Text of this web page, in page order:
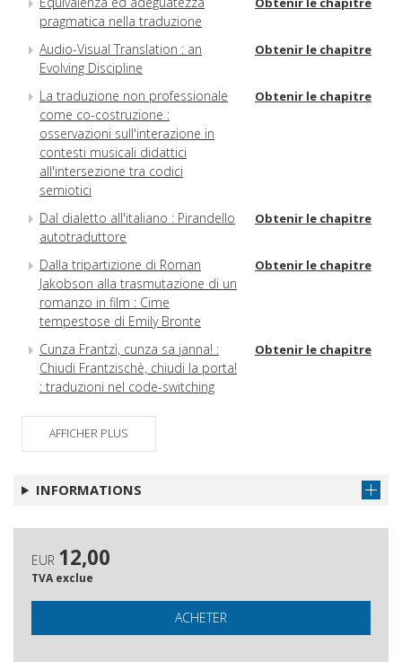
pragmatica nella traduzione
Audio-Visual Translation : an
Evolving Discipline
Obtenir le chapitre
La traduzione non professionale
come co-costruzione :
osservazioni sull'interazione in
contesti musicali didattici
all'intersezione tra codici
semiotici
Obtenir le chapitre
Dal dialetto all'italiano : Pirandello
autotraduttore
Obtenir le chapitre
Dalla tripartizione di Roman
Jakobson alla trasmutazione di un
romanzo in film : Cime
tempestose di Emily Bronte
Obtenir le chapitre
Cunza Frantzì, cunza sa janna! :
Chiudi Frantzischè, chiudi la porta!
: traduzioni nel code-switching
Obtenir le chapitre
Traduzione e divulgazione
ottocentesco sul colera in
Lingua dei Segni Italiana : critiche
e proposte per una ricerca
Traduzione e identità : impatto
sociolinguistico
AFFICHER PLUS
INFORMATIONS
EUR 12,00
TVA exclue
ACHETER